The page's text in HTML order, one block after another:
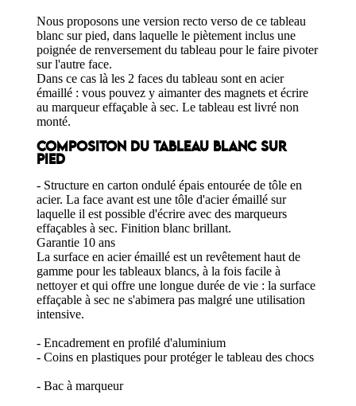
Nous proposons une version recto verso de ce tableau
blanc sur pied, dans laquelle le piètement inclus une
poignée de renversement du tableau pour le faire pivoter
sur l'autre face.
Dans ce cas là les 2 faces du tableau sont en acier
émaillé : vous pouvez y aimanter des magnets et écrire
au marqueur effaçable à sec. Le tableau est livré non
monté.
COMPOSITON DU TABLEAU BLANC SUR
PIED
- Structure en carton ondulé épais entourée de tôle en
acier. La face avant est une tôle d'acier émaillé sur
laquelle il est possible d'écrire avec des marqueurs
effaçables à sec. Finition blanc brillant.
Garantie 10 ans
La surface en acier émaillé est un revêtement haut de
gamme pour les tableaux blancs, à la fois facile à
nettoyer et qui offre une longue durée de vie : la surface
effaçable à sec ne s'abimera pas malgré une utilisation
intensive.
- Encadrement en profilé d'aluminium
- Coins en plastiques pour protéger le tableau des chocs
- Bac à marqueur